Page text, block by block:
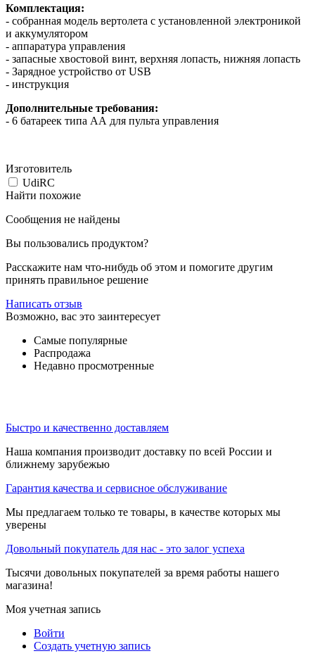
Комплектация:
- собранная модель вертолета с установленной электроникой
и аккумулятором
- аппаратура управления
- запасные хвостовой винт, верхняя лопасть, нижняя лопасть
- Зарядное устройство от USB
- инструкция
Дополнительные требования:
- 6 батареек типа АА для пульта управления
Изготовитель
UdiRC
Найти похожие
Сообщения не найдены
Вы пользовались продуктом?
Расскажите нам что-нибудь об этом и помогите другим
принять правильное решение
Написать отзыв
Возможно, вас это заинтересует
Самые популярные
Распродажа
Недавно просмотренные
Быстро и качественно доставляем
Наша компания производит доставку по всей России и
ближнему зарубежью
Гарантия качества и сервисное обслуживание
Мы предлагаем только те товары, в качестве которых мы
уверены
Довольный покупатель для нас - это залог успеха
Тысячи довольных покупателей за время работы нашего
магазина!
Моя учетная запись
Войти
Создать учетную запись